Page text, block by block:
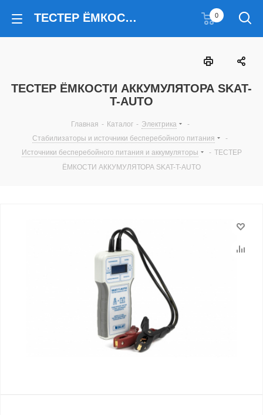
ТЕСТЕР ЁМКОСТИ АККУМУЛЯТОРА SKAT-T-AUTO 0
ТЕСТЕР ЁМКОСТИ АККУМУЛЯТОРА SKAT-
T-AUTO
Главная - Каталог - Электрика
-
Стабилизаторы и источники бесперебойного питания
-
Источники бесперебойного питания и аккумуляторы
- ТЕСТЕР
ЁМКОСТИ АККУМУЛЯТОРА SKAT-T-AUTO